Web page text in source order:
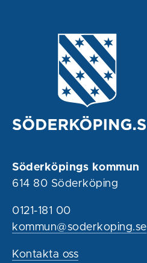
Söderköpings kommun
614 80 Söderköping
0121-181 00
kommun@soderkoping.se
Kontakta oss